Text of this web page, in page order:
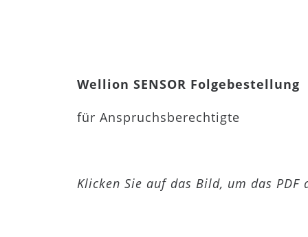
Wellion SENSOR Folgebestellung
für Anspruchsberechtigte
Klicken Sie auf das Bild, um das PDF